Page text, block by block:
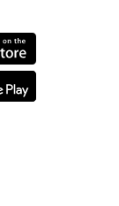
Sitede Bulunan